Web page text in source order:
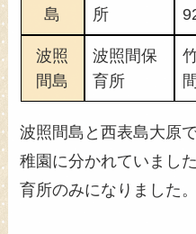
島
所
波照
間島
波照間保
育所
波照間島と西表島大原
稚園に分かれていまし
育所のみになりました。